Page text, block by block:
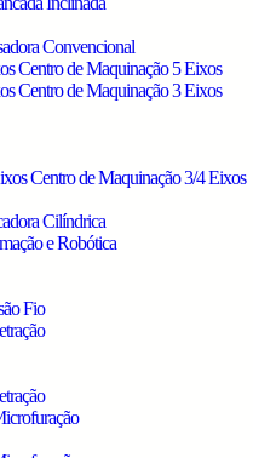
Convencional
Centro de Maquinação 5 Eixos
Centro de Maquinação 3 Eixos
Centro de Maquinação 3/4 Eixos
Cilíndrica
e Robótica
Fio